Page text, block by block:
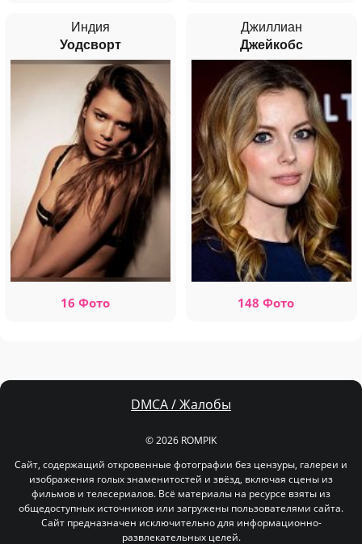
Индия
Уодсворт
16 Фото
Джиллиан
Джейкобс
148 Фото
DMCA / Жалобы
© 2026 ROMPIK
Сайт, содержащий откровенные фотографии без цензуры, галереи и
изображения голых знаменитостей и звёзд, включая сцены из
фильмов и телесериалов. Всё материалы на ресурсе взяты из
общедоступных источников или загружены пользователями сайта.
Сайт предназначен исключительно для информационно-
развлекательных целей.